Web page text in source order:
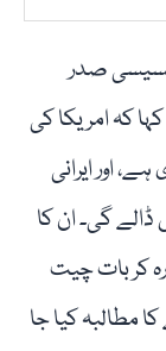
صدر
کہ امریکا کی
اور ایرانی
ڈالے گی۔ ان کا
رہ کر بات چیت
مطالبہ کیا جا